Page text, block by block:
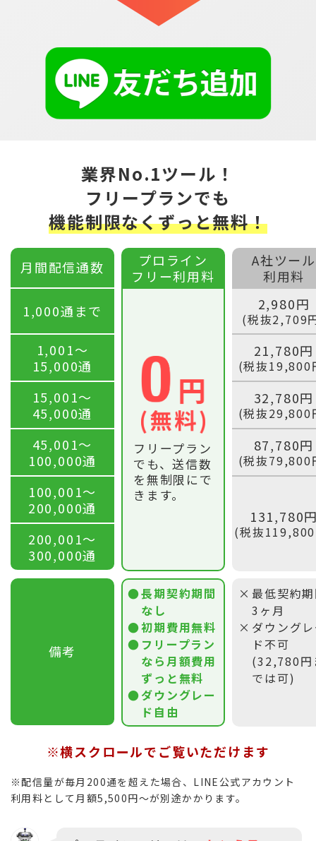
業界No.1ツール！
フリープランでも
機能制限なくずっと無料！
月間配信通数
プロライン
フリー利用料
A社ツール
利用料
1,000通まで
フリープラン
でも、送信数
を無制限にで
きます。
2,980円
(税抜2,709
1,001〜
15,000通
21,780円
(税抜19,800
15,001〜
45,000通
32,780円
(税抜29,800
45,001〜
100,000通
87,780円
(税抜79,800
100,001〜
200,000通
131,780
(税抜
200,001〜
300,000通
備考
長期契約期間
なし
初期費用無料
フリープラン
なら月額費用
ずっと無料
ダウングレー
ド自由
最低契約
3ヶ月
ダウング
ド不可
(32,780円
では可)
※横スクロールでご覧いただけます
※配信量が毎月200通を超えた場合、LINE公式アカウント
利用料として月額5,500円〜が別途かかります。